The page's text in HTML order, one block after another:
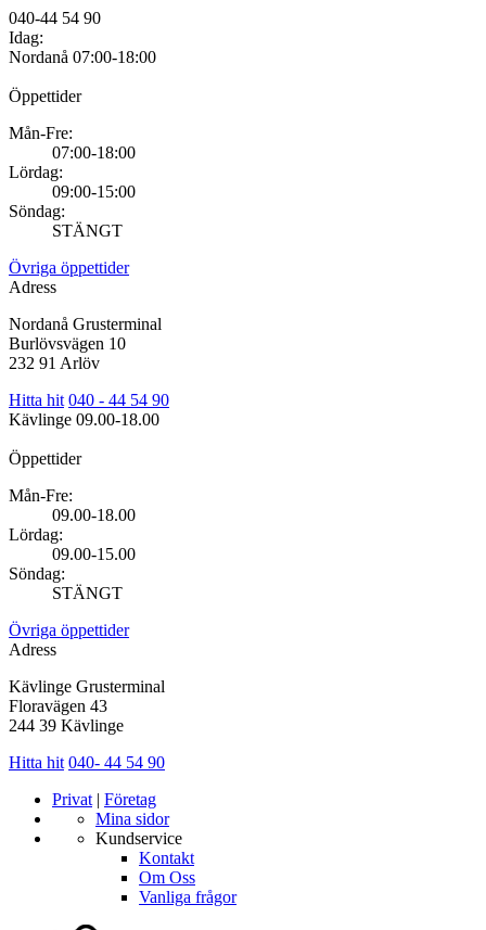
040-44 54 90
Idag:
Nordanå 07:00-18:00
Öppettider
Mån-Fre:
07:00-18:00
Lördag:
09:00-15:00
Söndag:
STÄNGT
Övriga öppettider
Adress
Nordanå Grusterminal
Burlövsvägen 10
232 91 Arlöv
Hitta hit 040 - 44 54 90
Kävlinge 09.00-18.00
Öppettider
Mån-Fre:
09.00-18.00
Lördag:
09.00-15.00
Söndag:
STÄNGT
Övriga öppettider
Adress
Kävlinge Grusterminal
Floravägen 43
244 39 Kävlinge
Hitta hit 040- 44 54 90
Privat | Företag
Mina sidor
Kundservice
Kontakt
Om Oss
Vanliga frågor